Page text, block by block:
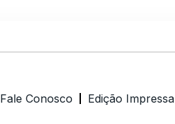
Fale Conosco Edição Impressa